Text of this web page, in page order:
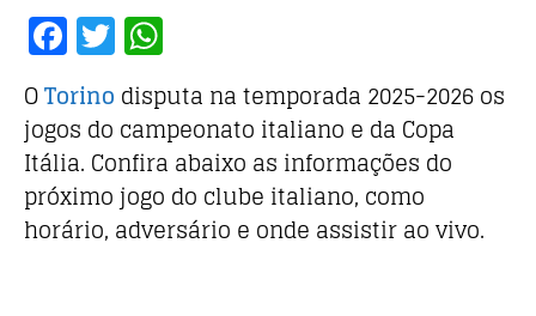
F
a
c
e
b
o
T
w
it
te
r
h
at
s
A
p
OTorino disputa na temporada 2025-2026 os
jogos do campeonato italiano e da Copa
Itália. Confira abaixo as informações do
próximo jogo do clube italiano, como
horário, adversário e onde assistir ao vivo.